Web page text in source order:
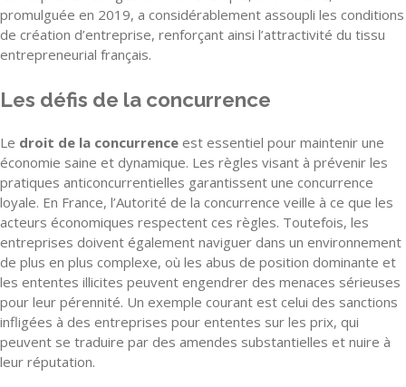
promulguée en 2019, a considérablement assoupli les conditions
de création d’entreprise, renforçant ainsi l’attractivité du tissu
entrepreneurial français.
Les défis de la concurrence
Le droit de la concurrence est essentiel pour maintenir une
économie saine et dynamique. Les règles visant à prévenir les
pratiques anticoncurrentielles garantissent une concurrence
loyale. En France, l’Autorité de la concurrence veille à ce que les
acteurs économiques respectent ces règles. Toutefois, les
entreprises doivent également naviguer dans un environnement
de plus en plus complexe, où les abus de position dominante et
les ententes illicites peuvent engendrer des menaces sérieuses
pour leur pérennité. Un exemple courant est celui des sanctions
infligées à des entreprises pour ententes sur les prix, qui
peuvent se traduire par des amendes substantielles et nuire à
leur réputation.